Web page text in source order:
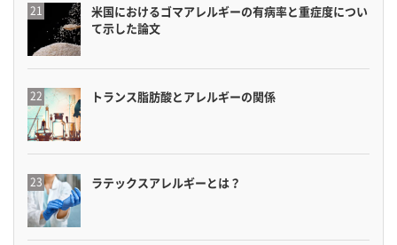
米国におけるゴマアレルギーの有病率と重症度につい
て示した論文
トランス脂肪酸とアレルギーの関係
ラテックスアレルギーとは？